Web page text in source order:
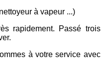
à vapeur ...)
rapidement. Passé trois
à votre service avec